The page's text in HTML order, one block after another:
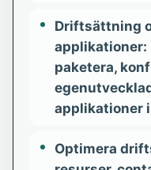
Driftsättning
applikationer:
paketera,
applikationer
Optimera